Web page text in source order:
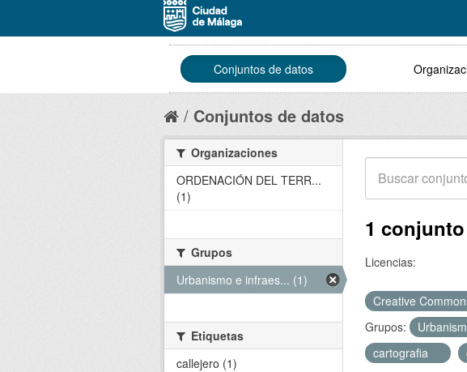
Conjuntos de datos
Conjuntos de datos
1
Licencias:
Creative
Grupos:
cartografia
Organizaciones
ORDENACIÓN DEL TERR...
(1)
Grupos
Urbanismo e infraes... (1)
Etiquetas
callejero (1)